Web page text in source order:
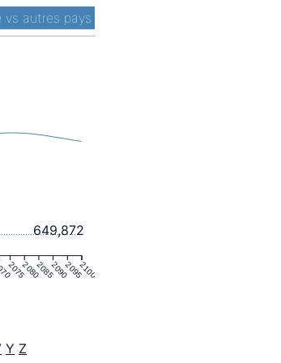
vs autres pays
207520802085209020952100
649,872
Y Z